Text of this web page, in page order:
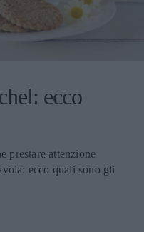
ecco
prestare attenzione
ecco quali sono gli